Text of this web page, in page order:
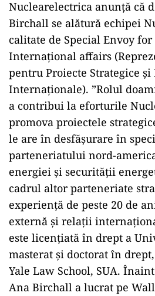
Nuclearelectrica anunță că
Birchall se alătură echipei
calitate de Special Envoy
Internațional affairs
pentru Proiecte Strategice și
Internaționale). ”Rolul
a contribui la eforturile
promova proiectele
le are în desfășurare în
parteneriatului nord-
energiei și securității
cadrul altor parteneriate
experiență de peste 20 de
externă și relații
este licențiată în drept a
masterat și doctorat în
Yale Law School, SUA.
Ana Birchall a lucrat pe